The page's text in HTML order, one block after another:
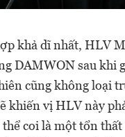
khả dĩ nhất, HLV
DAMWON sau khi
cũng không loại
khiến vị HLV này
thể coi là một tổn